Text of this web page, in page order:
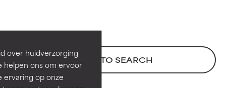
over huidverzorging
helpen ons om ervoor
ervaring op onze
BACK TO SEARCH
Bewezen en ondersteund door
onafhankelijk onderzoek.
Uitstekend actief ingrediënt
voor de meeste huidtypen of
Bewezen en ondersteund door
onafhankelijk onderzoek.
Uitstekend actief ingrediënt
voor de meeste huidtypen of